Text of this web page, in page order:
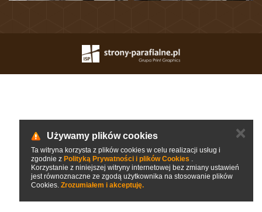
Używamy plików cookies
Ta witryna korzysta z plików cookies w celu realizacji usług i
zgodnie z Polityką Prywatności i plików Cookies .
Korzystanie z niniejszej witryny internetowej bez zmiany ustawień
jest równoznaczne ze zgodą użytkownika na stosowanie plików
Cookies. Zrozumiałem i akceptuję.
✕